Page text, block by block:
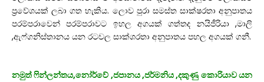
ප්‍රවේශයක් ලබා ගත හැකිය. ලොව පුරා සමස්ත සාක්ෂරතා අනුපාතය
පරම්පරාවෙන් පරම්පරාවට ඉහල අගයක් ගත්තද නයිජීරියා ,මාලි
,ඇෆ්ගනිස්තානය යන රටවල සාක්ශරතා අනුපාතය පහල අගයක් ගනී.
නමුත් ෆින්ලන්තය,නෝර්වේ ,ජපානය ,ජර්මනිය ,දකුණු කොරියාව යන